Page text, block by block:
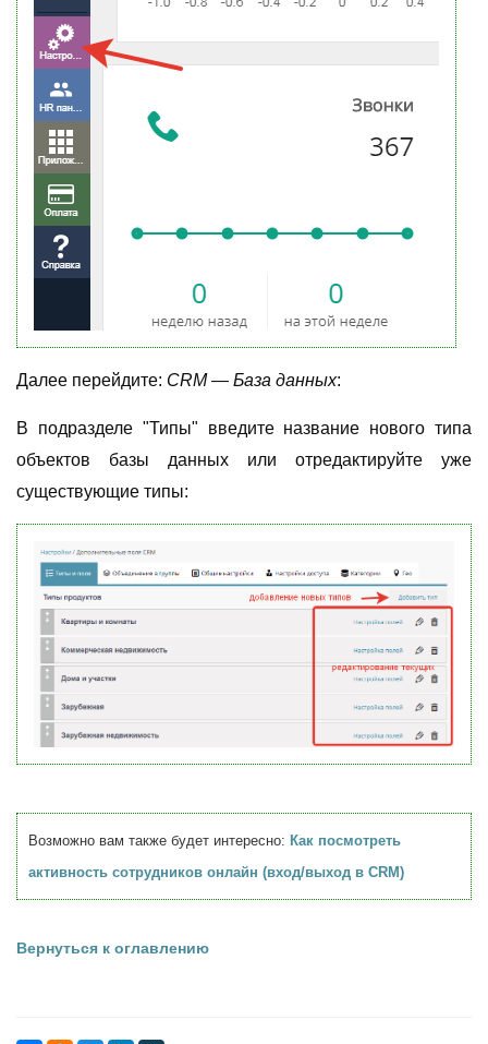
Далее перейдите: CRM— База данных:
В подразделе "Типы" введите название нового типа
объектов базы данных или отредактируйте уже
существующие типы:
Возможно вам также будет интересно: Как посмотреть
активность сотрудников онлайн (вход/выход в CRM)
Вернуться к оглавлению